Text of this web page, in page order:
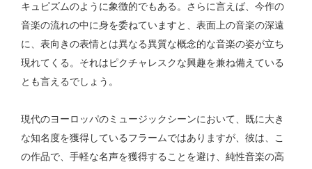
キュピズムのように象徴的でもある。さらに言えば、今作の
音楽の流れの中に身を委ねていますと、表面上の音楽の深遠
に、表向きの表情とは異なる異質な概念的な音楽の姿が立ち
現れてくる。それはピクチャレスクな興趣を兼ね備えている
とも言えるでしょう。
現代のヨーロッパのミュージックシーンにおいて、既に大き
な知名度を獲得しているフラームではありますが、彼は、こ
の作品で、手軽な名声を獲得することを避け、純性音楽の高